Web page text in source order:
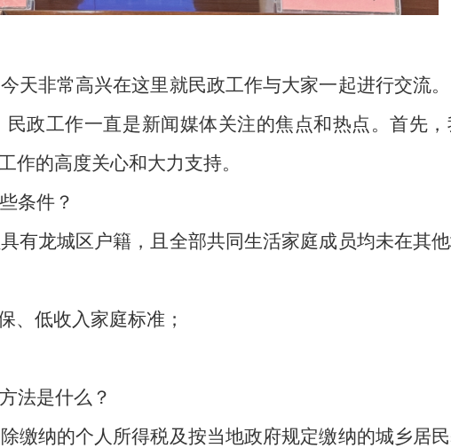
天非常高兴在这里就民政工作与大家一起进行交流。
政工作一直是新闻媒体关注的焦点和热点。首先
作的高度关心和大力支持。
条件？
有龙城区户籍，且全部共同生活家庭成员均未在其
、低收入家庭标准；
法是什么？
缴纳的个人所得税及按当地政府规定缴纳的城乡居